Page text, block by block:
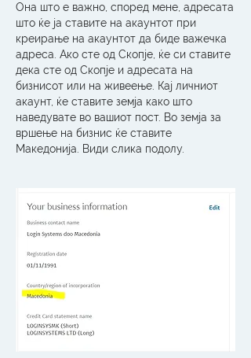
Она што е важно, според мене, адресата
што ќе ја ставите на акаунтот при
креирање на акаунтот да биде важечка
адреса. Ако сте од Скопје, ќе си ставите
дека сте од Скопје и адресата на
бизнисот или на живеење. Кај личниот
акаунт, ќе ставите земја како што
наведувате во вашиот пост. Во земја за
вршење на бизнис ќе ставите
Македонија. Види слика подолу.